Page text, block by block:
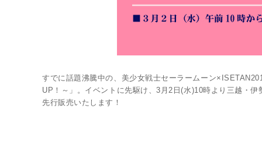
すでに話題沸騰中の、美少女戦士セーラームーン
UP！～」。イベントに先駆け、3月2日(水)10時より三越・
先行販売いたします！